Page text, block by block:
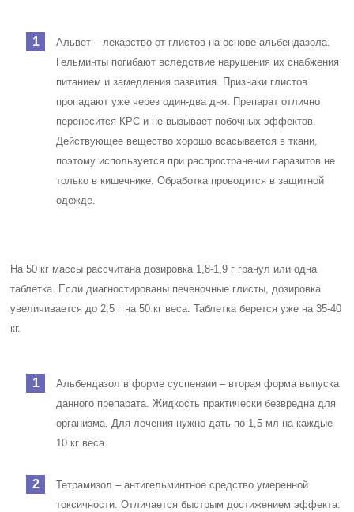
Альвет – лекарство от глистов на основе альбендазола.
Гельминты погибают вследствие нарушения их снабжения
питанием и замедления развития. Признаки глистов
пропадают уже через один-два дня. Препарат отлично
переносится КРС и не вызывает побочных эффектов.
Действующее вещество хорошо всасывается в ткани,
поэтому используется при распространении паразитов не
только в кишечнике. Обработка проводится в защитной
одежде.
На 50 кг массы рассчитана дозировка 1,8-1,9 г гранул или одна
таблетка. Если диагностированы печеночные глисты, дозировка
увеличивается до 2,5 г на 50 кг веса. Таблетка берется уже на 35-40
кг.
Альбендазол в форме суспензии – вторая форма выпуска
данного препарата. Жидкость практически безвредна для
организма. Для лечения нужно дать по 1,5 мл на каждые
10 кг веса.
Тетрамизол – антигельминтное средство умеренной
токсичности. Отличается быстрым достижением эффекта: